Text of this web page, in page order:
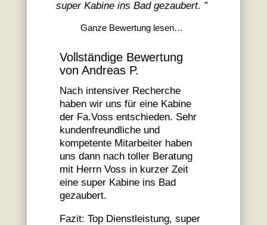
super Kabine ins Bad gezaubert. ”
Ganze Bewertung lesen…
Vollständige Bewertung
von Andreas P.
Nach intensiver Recherche
haben wir uns für eine Kabine
der Fa.Voss entschieden. Sehr
kundenfreundliche und
kompetente Mitarbeiter haben
uns dann nach toller Beratung
mit Herrn Voss in kurzer Zeit
eine super Kabine ins Bad
gezaubert.
Fazit: Top Dienstleistung, super